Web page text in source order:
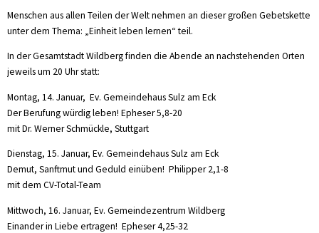
Menschen aus allen Teilen der Welt nehmen an dieser großen Gebetskette
unter dem Thema: „Einheit leben lernen“ teil.
In der Gesamtstadt Wildberg finden die Abende an nachstehenden Orten
jeweils um 20 Uhr statt:
Montag, 14. Januar, Ev. Gemeindehaus Sulz am Eck
Der Berufung würdig leben! Epheser 5,8-20
mit Dr. Werner Schmückle, Stuttgart
Dienstag, 15. Januar, Ev. Gemeindehaus Sulz am Eck
Demut, Sanftmut und Geduld einüben! Philipper 2,1-8
mit dem CV-Total-Team
Mittwoch, 16. Januar, Ev. Gemeindezentrum Wildberg
Einander in Liebe ertragen! Epheser 4,25-32